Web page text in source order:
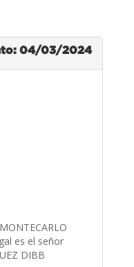
04/03/2024
es el señor
DIBB